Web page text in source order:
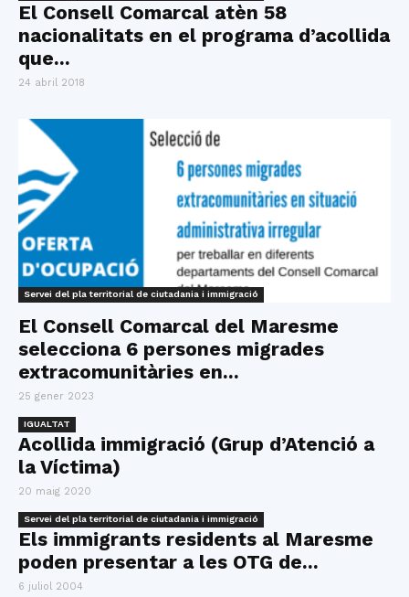
del
El Consell Comarcal atèn 58
nacionalitats en el programa d’acollida
que...
24 abril 2018
Servei del pla territorial de ciutadania i immigració
El Consell Comarcal del Maresme
selecciona 6 persones migrades
extracomunitàries en...
25 gener 2023
IGUALTAT
Acollida immigració (Grup d’Atenció a
la Víctima)
20 maig 2020
Servei del pla territorial de ciutadania i immigració
Els immigrants residents al Maresme
poden presentar a les OTG de...
6 juliol 2004